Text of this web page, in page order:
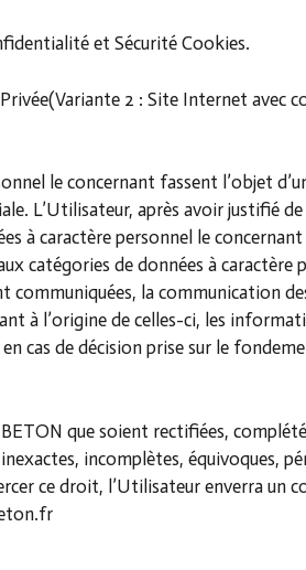
et Sécurité Cookies.
2 : Site Internet avec
le concernant fassent l’objet
L’Utilisateur, après avoir justifié
à caractère personnel le
catégories de données à caractère
la communication
à l’origine de celles-ci, les
cas de décision prise sur le
que soient rectifiées,
incomplètes, équivoques,
ce droit, l’Utilisateur enverra un